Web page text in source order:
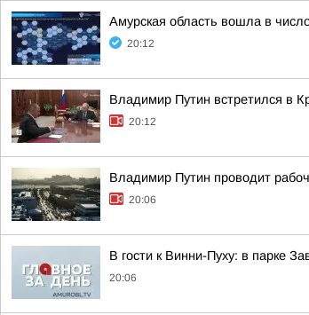
Амурская область вошла в
20:12
Владимир Путин встретился в
20:12
Владимир Путин проводит
20:06
В гости к Винни-Пуху: в парке
20:06